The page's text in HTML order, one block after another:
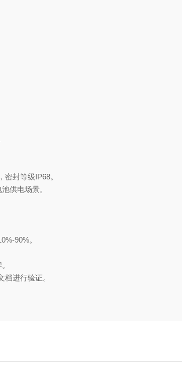
封等级IP68‌。
供电场景。
90%‌。
进行验证‌。